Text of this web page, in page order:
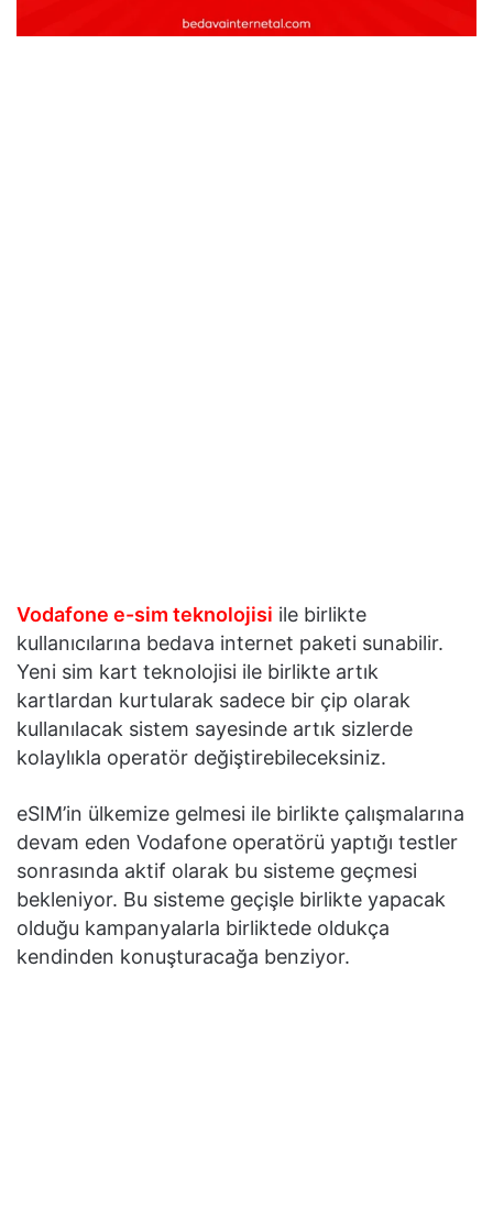
Vodafone e-sim teknolojisi ile birlikte
kullanıcılarına bedava internet paketi sunabilir.
Yeni sim kart teknolojisi ile birlikte artık
kartlardan kurtularak sadece bir çip olarak
kullanılacak sistem sayesinde artık sizlerde
kolaylıkla operatör değiştirebileceksiniz.
eSIM’in ülkemize gelmesi ile birlikte çalışmalarına
devam eden Vodafone operatörü yaptığı testler
sonrasında aktif olarak bu sisteme geçmesi
bekleniyor. Bu sisteme geçişle birlikte yapacak
olduğu kampanyalarla birliktede oldukça
kendinden konuşturacağa benziyor.